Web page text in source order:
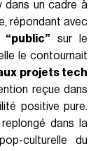
dans un cadre à
répondant avec
sur le
le contournait
projets tech
reçue dans
positive pure.
dans la
culturelle du